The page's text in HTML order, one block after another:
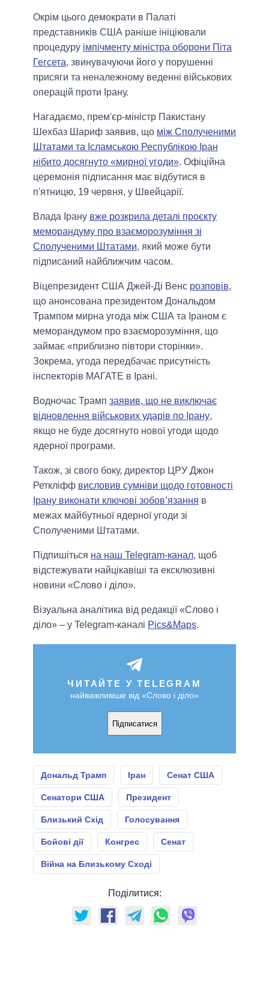
Окрім цього демократи в Палаті
представників США раніше ініціювали
процедуру імпічменту міністра оборони Піта
Гегсета, звинувачуючи його у порушенні
присяги та неналежному веденні військових
операцій проти Ірану.
Нагадаємо, прем'єр-міністр Пакистану
Шехбаз Шариф заявив, що між Сполученими
Штатами та Ісламською Республікою Іран
нібито досягнуто «мирної угоди». Офіційна
церемонія підписання має відбутися в
п'ятницю, 19 червня, у Швейцарії.
Влада Ірану вже розкрила деталі проєкту
меморандуму про взаєморозуміння зі
Сполученими Штатами, який може бути
підписаний найближчим часом.
Віцепрезидент США Джей-Ді Венс розповів,
що анонсована президентом Дональдом
Трампом мирна угода між США та Іраном є
меморандумом про взаєморозуміння, що
займає «приблизно півтори сторінки».
Зокрема, угода передбачає присутність
інспекторів МАГАТЕ в Ірані.
Водночас Трамп заявив, що не виключає
відновлення військових ударів по Ірану,
якщо не буде досягнуто нової угоди щодо
ядерної програми.
Також, зі свого боку, директор ЦРУ Джон
Реткліфф висловив сумніви щодо готовності
Ірану виконати ключові зобов’язання в
межах майбутньої ядерної угоди зі
Сполученими Штатами.
Підпишіться на наш Telegram-канал, щоб
відстежувати найцікавіші та ексклюзивні
новини «Слово і діло».
Візуальна аналітика від редакції «Слово і
діло» – у Telegram-каналі Pics&Maps.
ЧИТАЙТЕ У TELEGRAM
найважливіше від «Слово і діло»
Підписатися
Дональд Трамп Іран Сенат США
Сенатори США Президент
Близький Схід Голосування
Бойові дії Конгрес Сенат
Війна на Близькому Сході
Поділитися: